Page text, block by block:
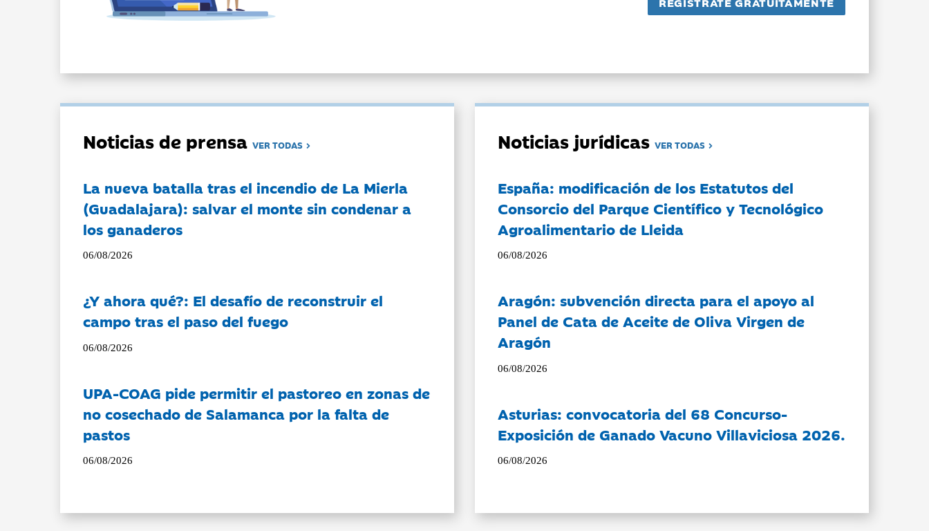
Noticias de prensaVER TODAS
La nueva batalla tras el incendio de La Mierla
(Guadalajara): salvar el monte sin condenar a
los ganaderos
06/08/2026
¿Y ahora qué?: El desafío de reconstruir el
campo tras el paso del fuego
06/08/2026
UPA-COAG pide permitir el pastoreo en zonas de
no cosechado de Salamanca por la falta de
pastos
06/08/2026
Noticias jurídicasVER TODAS
España: modificación de los Estatutos del
Consorcio del Parque Científico y Tecnológico
Agroalimentario de Lleida
06/08/2026
Aragón: subvención directa para el apoyo al
Panel de Cata de Aceite de Oliva Virgen de
Aragón
06/08/2026
Asturias: convocatoria del 68 Concurso-
Exposición de Ganado Vacuno Villaviciosa 2026.
06/08/2026